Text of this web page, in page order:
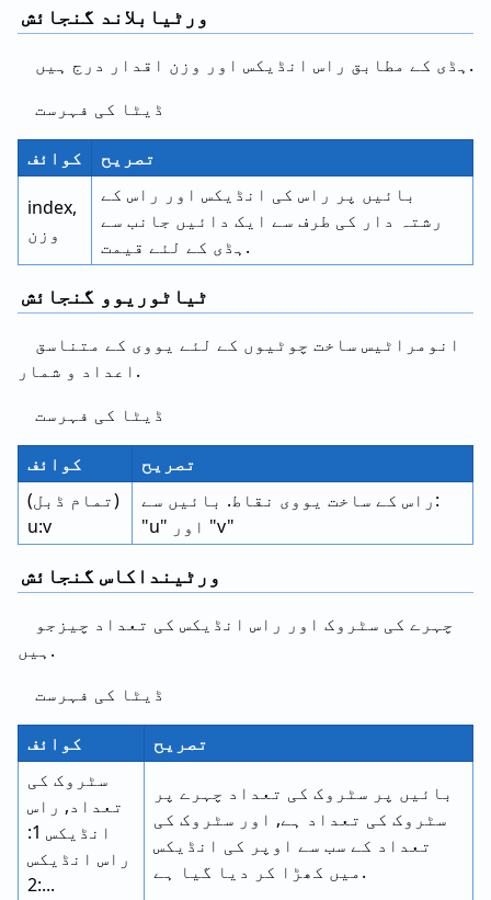
ورٹیابلاند گنجائش
ہڈی کے مطابق راس انڈیکس اور وزن اقدار درج ہیں.
ڈیٹا کی فہرست
کوائف تصریح
index,
وزن
بائیں پر راس کی انڈیکس اور راس کے
رشتہ دار کی طرف سے ایک دائیں جانب سے
ہڈی کے لئے قیمت.
ٹیاٹوریوو گنجائش
انومراٹیس ساخت چوٹیوں کے لئے یووی کے متناسق
اعداد و شمار.
ڈیٹا کی فہرست
کوائف
تصریح
(تمام ڈبل)
u:v
راس کے ساخت یووی نقاط. بائیں سے:
"u" اور "v"
ورٹینداکاس گنجائش
چہرے کی سٹروک اور راس انڈیکس کی تعداد چیزجو
ہیں.
ڈیٹا کی فہرست
کوائف
تصریح
سٹروک کی
تعداد, راس
انڈیکس 1:
راس انڈیکس
2:...
بائیں پر سٹروک کی تعداد چہرے پر
سٹروک کی تعداد ہے, اور سٹروک کی
تعداد کے سب سے اوپر کی انڈیکس
میں کھڑا کر دیا گیا ہے.